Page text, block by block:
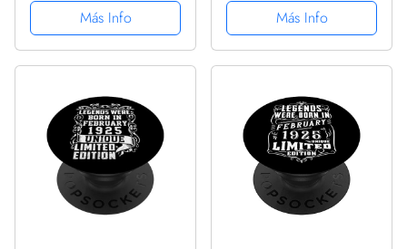
PopSockets PopGrip
Intercambiable
Más Info
PopSockets PopGrip
Intercambiable
Más Info